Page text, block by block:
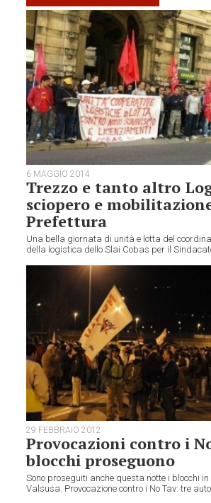
6 MAGGIO 2014
Trezzo e tanto altro
sciopero e
Prefettura
Una bella giornata di unità e lotta del
della logistica dello Slai Cobas per il
29 FEBBRAIO 2012
Provocazioni contro i
blocchi proseguono
Sono proseguiti anche questa notte i blocchi
Valsusa. Provocazione contro i No Tav: tre